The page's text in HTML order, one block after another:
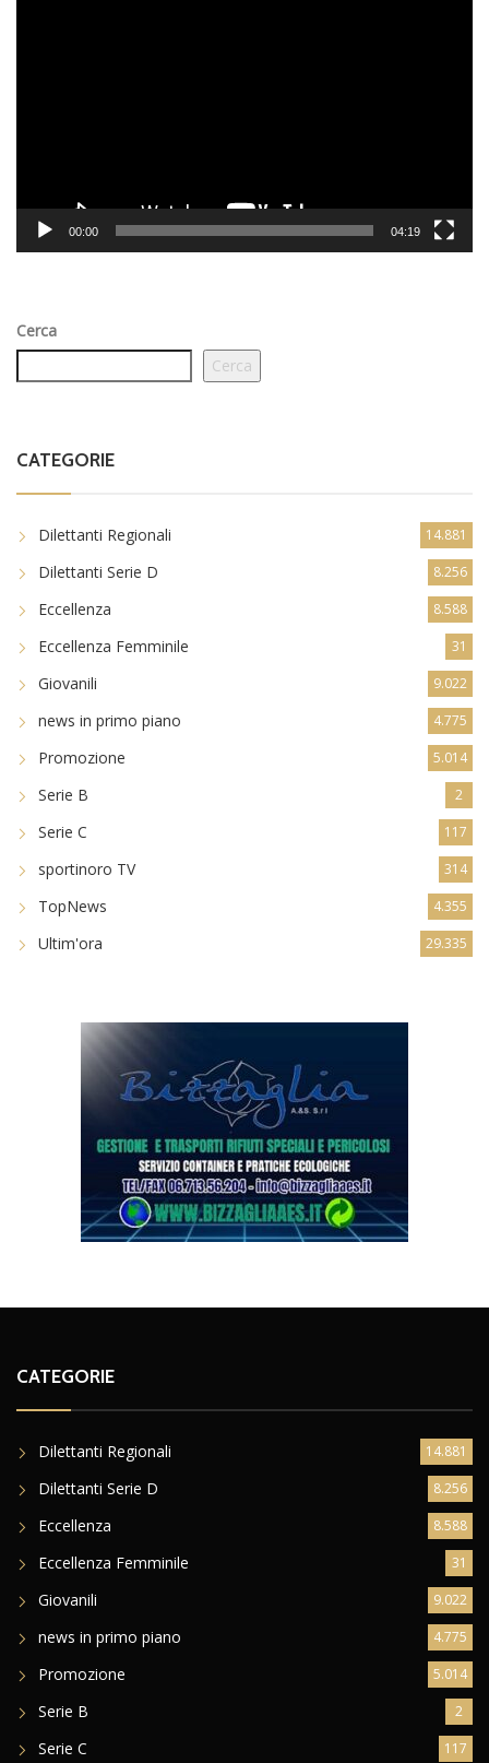
00:00 04:19
Cerca
Cerca
CATEGORIE
Dilettanti Regionali 14.881
Dilettanti Serie D 8.256
Eccellenza 8.588
Eccellenza Femminile 31
Giovanili 9.022
news in primo piano 4.775
Promozione 5.014
Serie B 2
Serie C 117
sportinoro TV 314
TopNews 4.355
Ultim'ora 29.335
CATEGORIE
Dilettanti Regionali 14.881
Dilettanti Serie D 8.256
Eccellenza 8.588
Eccellenza Femminile 31
Giovanili 9.022
news in primo piano 4.775
Promozione 5.014
Serie B 2
Serie C 117